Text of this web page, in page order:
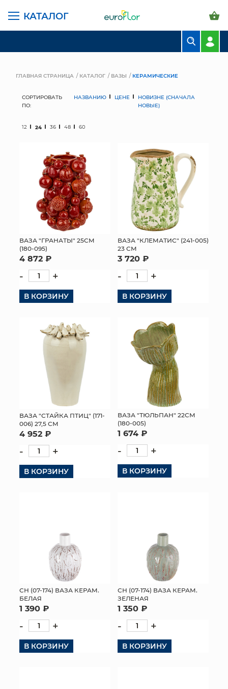
КАТАЛОГ
ГОРШКИ И КАШПО
ГРУНТЫ И УДОБРЕНИЯ
ПРЕДМЕТЫ ИНТЕРЬЕРА
МЯГКИЕ ИГРУШКИ
КОРЗИНЫ
ЯЩИКИ
ИСКУССТВЕННЫЕ ЦВЕТЫ
ПАКЕТЫ И СУМКИ
ПОДАРОЧНЫЕ КАРТЫ
ОПТОВЫМ КЛИЕНТАМ
ДОСТАВКА И ОПЛАТА
КОНТАКТЫ
ГЛАВНАЯ СТРАНИЦА КАТАЛОГ ВАЗЫ КЕРАМИЧЕСКИЕ
СОРТИРОВАТЬ
ПО:
НАЗВАНИЮ ЦЕНЕ
НОВИЗНЕ (СНАЧАЛА
НОВЫЕ)
12 24 36 48 60
ВАЗА "ГРАНАТЫ" 25СМ
(180-095)
4 872 ₽
- +
В КОРЗИНУ
ВАЗА "КЛЕМАТИС" (241-005)
23 СМ
3 720 ₽
- +
В КОРЗИНУ
ВАЗА "СТАЙКА ПТИЦ" (171-
006) 27,5 СМ
4 952 ₽
- +
В КОРЗИНУ
ВАЗА "ТЮЛЬПАН" 22СМ
(180-005)
1 674 ₽
- +
В КОРЗИНУ
СН (07-174) ВАЗА КЕРАМ.
БЕЛАЯ
1 390 ₽
- +
В КОРЗИНУ
СН (07-174) ВАЗА КЕРАМ.
ЗЕЛЕНАЯ
1 350 ₽
- +
В КОРЗИНУ